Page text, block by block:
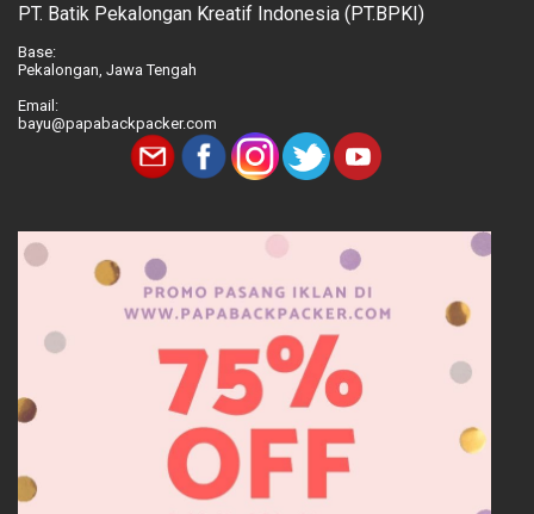
PT. Batik Pekalongan Kreatif Indonesia (PT.BPKI)
Base:
Pekalongan, Jawa Tengah
Email:
bayu@papabackpacker.com